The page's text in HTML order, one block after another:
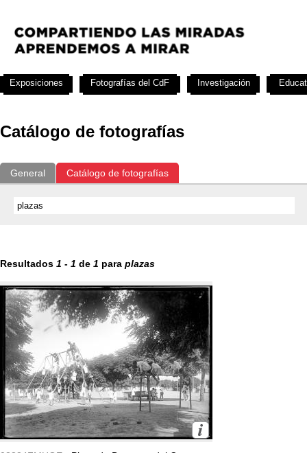
Catálogo de fotografías
General Catálogo de fotografías
Resultados 1 - 1 de 1 para plazas
Exposiciones Fotografías del CdF Investigación